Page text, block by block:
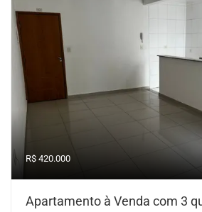
R$ 420.000
Apartamento à Venda com 3